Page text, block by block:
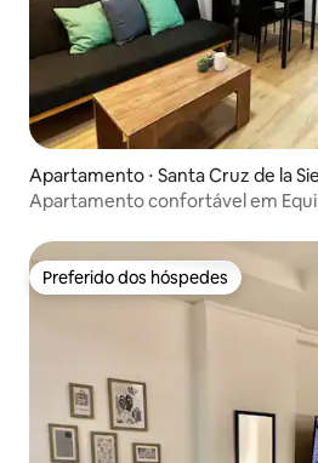
Apartamento ⋅ Santa Cruz de la
Apartamento confortável em
Preferido dos hóspedes
Preferido dos hóspedes